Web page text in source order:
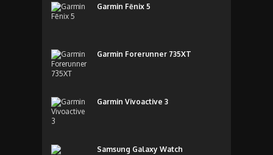
Garmin Fēnix 5
Garmin Forerunner 735XT
Garmin Vivoactive 3
Samsung Galaxy Watch